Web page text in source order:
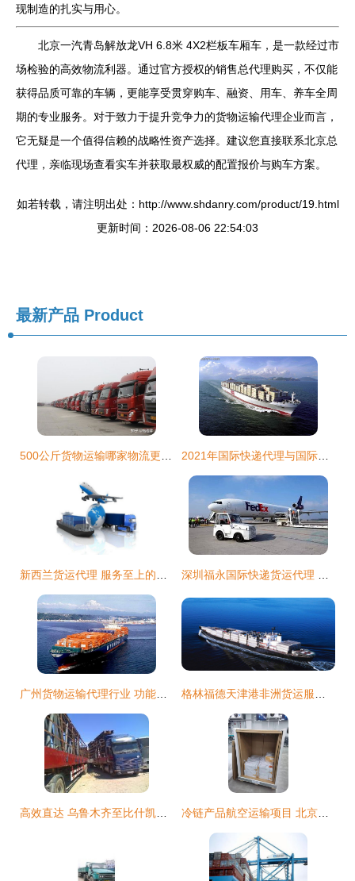
现制造的扎实与用心。
北京一汽青岛解放龙VH 6.8米 4X2栏板车厢车，是一款经过市
场检验的高效物流利器。通过官方授权的销售总代理购买，不仅能
获得品质可靠的车辆，更能享受贯穿购车、融资、用车、养车全周
期的专业服务。对于致力于提升竞争力的货物运输代理企业而言，
它无疑是一个值得信赖的战略性资产选择。建议您直接联系北京总
代理，亲临现场查看实车并获取最权威的配置报价与购车方案。
如若转载，请注明出处：http://www.shdanry.com/product/19.html
更新时间：2026-08-06 22:54:03
最新产品 Product